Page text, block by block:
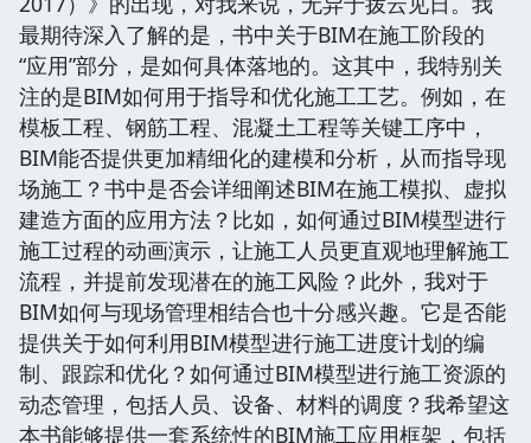
最期待深入了解的是，书中关于BIM在施工阶段的
“应用”部分，是如何具体落地的。这其中，我特别关
注的是BIM如何用于指导和优化施工工艺。例如，在
模板工程、钢筋工程、混凝土工程等关键工序中，
BIM能否提供更加精细化的建模和分析，从而指导现
场施工？书中是否会详细阐述BIM在施工模拟、虚拟
建造方面的应用方法？比如，如何通过BIM模型进行
施工过程的动画演示，让施工人员更直观地理解施工
流程，并提前发现潜在的施工风险？此外，我对于
BIM如何与现场管理相结合也十分感兴趣。它是否能
提供关于如何利用BIM模型进行施工进度计划的编
制、跟踪和优化？如何通过BIM模型进行施工资源的
动态管理，包括人员、设备、材料的调度？我希望这
本书能够提供一套系统性的BIM施工应用框架，包括